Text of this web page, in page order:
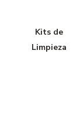
Kits de
Limpieza